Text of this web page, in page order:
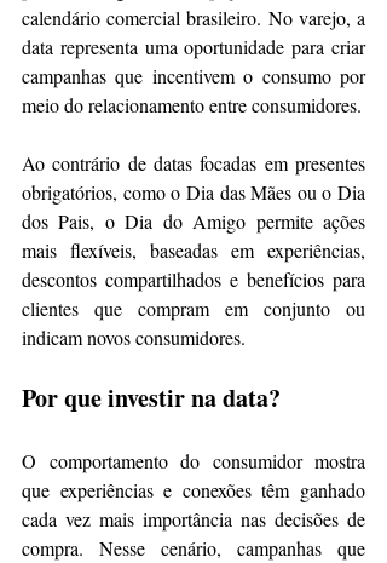
calendário comercial brasileiro. No varejo, a
data representa uma oportunidade para criar
campanhas que incentivem o consumo por
meio do relacionamento entre consumidores.
Ao contrário de datas focadas em presentes
obrigatórios, como o Dia das Mães ou o Dia
dos Pais, o Dia do Amigo permite ações
mais flexíveis, baseadas em experiências,
descontos compartilhados e benefícios para
clientes que compram em conjunto ou
indicam novos consumidores.
Por que investir na data?
O comportamento do consumidor mostra
que experiências e conexões têm ganhado
cada vez mais importância nas decisões de
compra. Nesse cenário, campanhas que